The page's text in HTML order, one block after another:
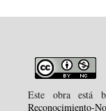
Este obra está
Reconocimiento-